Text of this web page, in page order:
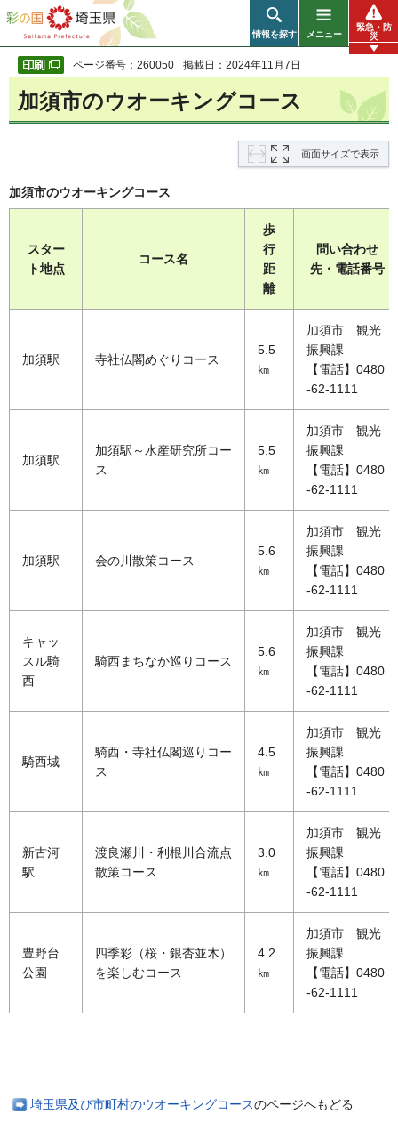
彩の国 埼玉県
情報を探す メニュー
緊急・防
災
ページ番号：260050 掲載日：2024年11月7日
加須市のウオーキングコース
画面サイズで表示
加須市のウオーキングコース
スター
ト地点
コース名
歩
行
距
離
問い合わせ
先・電話番号
加須駅 寺社仏閣めぐりコース
5.5
㎞
加須市 観光
振興課
【電話】0480
-62-1111
加須駅
加須駅～水産研究所コー
ス
5.5
㎞
加須市 観光
振興課
【電話】0480
-62-1111
加須駅 会の川散策コース
5.6
㎞
加須市 観光
振興課
【電話】0480
-62-1111
キャッ
スル騎
西
騎西まちなか巡りコース
5.6
㎞
加須市 観光
振興課
【電話】0480
-62-1111
騎西城
騎西・寺社仏閣巡りコー
ス
4.5
㎞
加須市 観光
振興課
【電話】0480
-62-1111
新古河
駅
渡良瀬川・利根川合流点
散策コース
3.0
㎞
加須市 観光
振興課
【電話】0480
-62-1111
豊野台
公園
四季彩（桜・銀杏並木）
を楽しむコース
4.2
㎞
加須市 観光
振興課
【電話】0480
-62-1111
埼玉県及び市町村のウオーキングコースのページへもどる